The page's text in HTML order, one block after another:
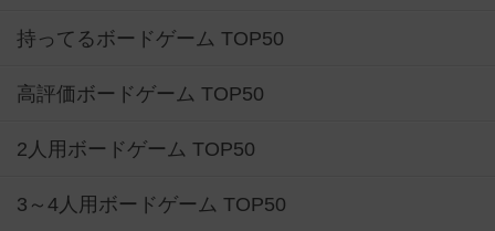
持ってるボードゲーム TOP50
高評価ボードゲーム TOP50
2人用ボードゲーム TOP50
3～4人用ボードゲーム TOP50